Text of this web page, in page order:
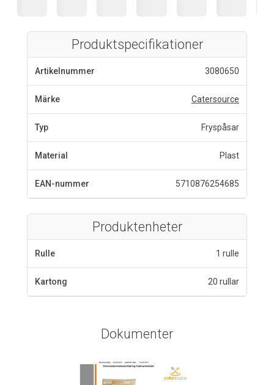
Produktspecifikationer
Artikelnummer 3080650
Märke Catersource
Typ Fryspåsar
Material Plast
EAN-nummer 5710876254685
Produktenheter
Rulle 1 rulle
Kartong 20 rullar
Dokumenter